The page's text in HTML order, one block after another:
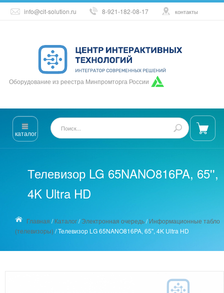
info@cit-solution.ru 8-921-182-08-17 контакты
Оборудование из реестра Минпромторга России
каталог
Телевизор LG 65NANO816PA, 65'',
4K Ultra HD
Главная /Каталог/Электронная очередь/Информационные табло
(телевизоры) /Телевизор LG 65NANO816PA, 65'', 4K Ultra HD